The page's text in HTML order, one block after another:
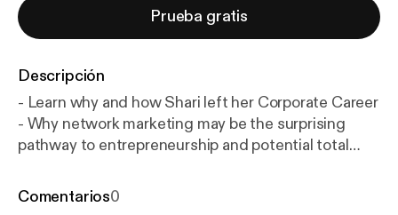
Prueba gratis
Descripción
- Learn why and how Shari left her Corporate Career
- Why network marketing may be the surprising
pathway to entrepreneurship and potential total
this podcast:https://anchor.fm/sisterhoodspotlight/
Comentarios0